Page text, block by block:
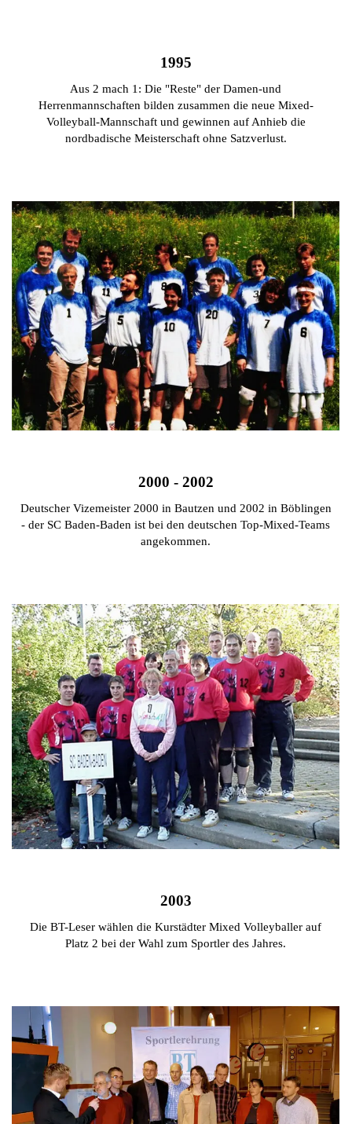
1995
Aus 2 mach 1: Die "Reste" der Damen-und
Herrenmannschaften bilden zusammen die neue Mixed-
Volleyball-Mannschaft und gewinnen auf Anhieb die
nordbadische Meisterschaft ohne Satzverlust.
2000 - 2002
Deutscher Vizemeister 2000 in Bautzen und 2002 in Böblingen
- der SC Baden-Baden ist bei den deutschen Top-Mixed-Teams
angekommen.
2003
Die BT-Leser wählen die Kurstädter Mixed Volleyballer auf
Platz 2 bei der Wahl zum Sportler des Jahres.